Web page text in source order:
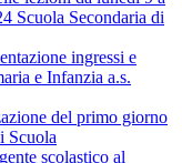
Scuola Secondaria di
ingressi e
e Infanzia a.s.
del primo giorno
Scuola
scolastico al